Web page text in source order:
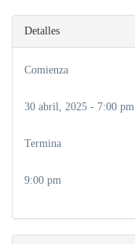
Detalles
Comienza
30 abril, 2025 - 7:00 pm
Termina
9:00 pm